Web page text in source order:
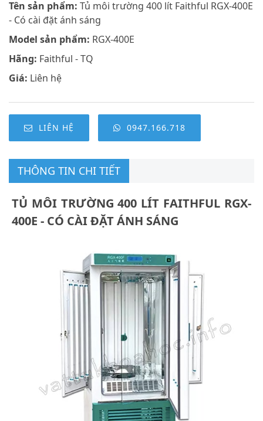
Tên sản phẩm: Tủ môi trường 400 lít Faithful RGX-400E
- Có cài đặt ánh sáng
Model sản phẩm: RGX-400E
Hãng: Faithful - TQ
Giá: Liên hệ
LIÊN HỆ 0947.166.718
THÔNG TIN CHI TIẾT
TỦ MÔI TRƯỜNG 400 LÍT FAITHFUL RGX-
400E - CÓ CÀI ĐẶT ÁNH SÁNG